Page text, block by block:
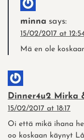
minna says:
15/02/2017 at
Mä en ole
Dinner4u2 Mirka
15/02/2017 at 18:17
Oi että mikä ihana
oo koskaan käynyt